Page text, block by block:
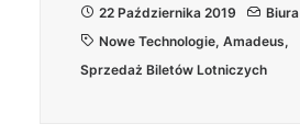
22 Października 2019
Biura
Nowe Technologie, Amadeus,
Sprzedaż Biletów Lotniczych